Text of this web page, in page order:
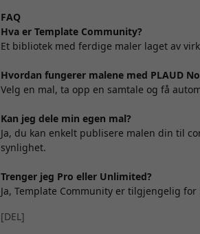
FAQ
Hva er Template Community?
Et bibliotek med ferdige maler laget av
Hvordan fungerer malene med PLAUD
Velg en mal, ta opp en samtale og få
Kan jeg dele min egen mal?
Ja, du kan enkelt publisere malen din til
synlighet.
Trenger jeg Pro eller Unlimited?
Ja, Template Community er tilgjengelig
[DEL]